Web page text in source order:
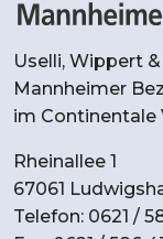
Uselli, Wippert
Mannheimer
im Continentale
Rheinallee 1
67061
Telefon: 0621 /